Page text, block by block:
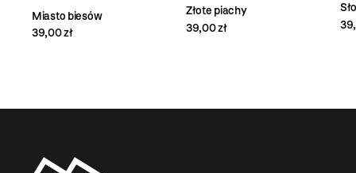
Miasto biesów
39,00 zł
Złote piachy
39,00 zł